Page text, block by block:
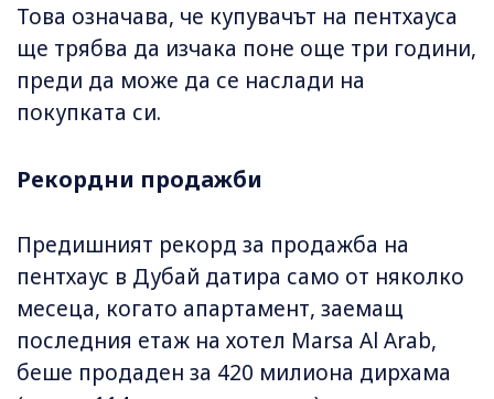
Това означава, че купувачът на пентхауса
ще трябва да изчака поне още три години,
преди да може да се наслади на
покупката си.
Рекордни продажби
Предишният рекорд за продажба на
пентхаус в Дубай датира само от няколко
месеца, когато апартамент, заемащ
последния етаж на хотел Marsa Al Arab,
беше продаден за 420 милиона дирхама